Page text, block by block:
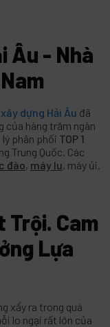
Âu - Nhà
dựng Hải Âu đã
của hàng trăm ngàn
phân phối TOP 1
Trung Quốc. Các
đào, máy lu, máy ủi.
Trội. Cam
Lựa
xẩy ra trong quá
lo ngại rất lớn của